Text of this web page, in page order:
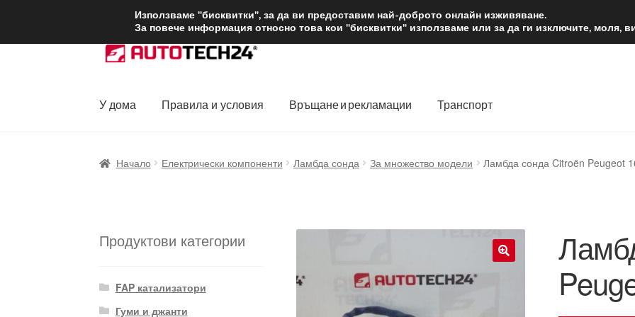
ДОСТАВКА от 12 лв.
Skip
to
Skip
to
У дома Правила и условия Връщане и рекламации Транспорт
Начало Електрически компоненти Ламбда сонда За множество модели Ламбда сонда Citroën Peugeot
Продуктови категории
FAP катализатори
Гуми и джанти
Използваме "бисквитки", за да ви предоставим най-доброто онлайн изживяване.
За повече информация относно това кои "бисквитки" използваме или за да ги изключите, моля,